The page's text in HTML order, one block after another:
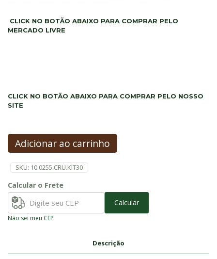
CLICK NO BOTÃO ABAIXO PARA COMPRAR PELO
MERCADO LIVRE
CLICK NO BOTÃO ABAIXO PARA COMPRAR PELO NOSSO
SITE
Adicionar ao carrinho
SKU: 10.0255.CRU.KIT30
Calcular o Frete
Calcular
Não sei meu CEP
Descrição